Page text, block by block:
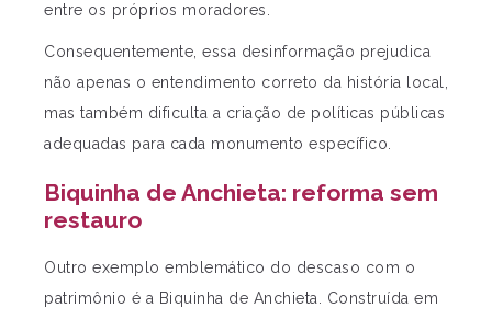
entre os próprios moradores.
Consequentemente, essa desinformação prejudica
não apenas o entendimento correto da história local,
mas também dificulta a criação de políticas públicas
adequadas para cada monumento específico.
Biquinha de Anchieta: reforma sem
restauro
Outro exemplo emblemático do descaso com o
patrimônio é a Biquinha de Anchieta. Construída em